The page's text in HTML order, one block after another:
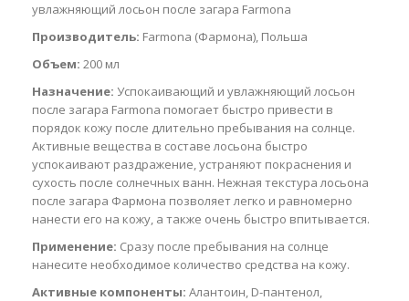
увлажняющий лосьон после загара Farmona
Производитель: Farmona (Фармона), Польша
Объем: 200 мл
Назначение: Успокаивающий и увлажняющий лосьон
после загара Farmona помогает быстро привести в
порядок кожу после длительно пребывания на солнце.
Активные вещества в составе лосьона быстро
успокаивают раздражение, устраняют покраснения и
сухость после солнечных ванн. Нежная текстура лосьона
после загара Фармона позволяет легко и равномерно
нанести его на кожу, а также очень быстро впитывается.
Применение: Сразу после пребывания на солнце
нанесите необходимое количество средства на кожу.
Активные компоненты: Алантоин, D-пантенол,